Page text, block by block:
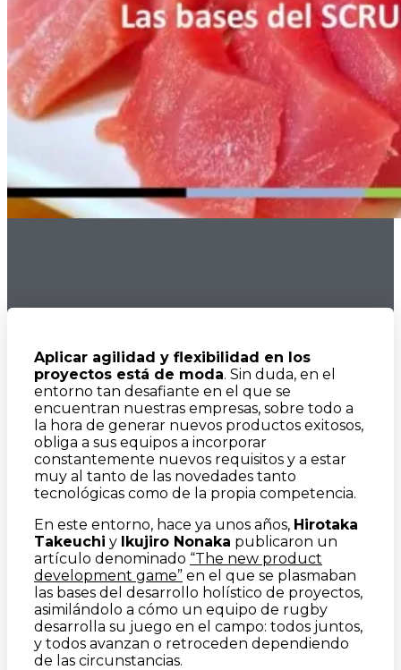
Aplicar agilidad y flexibilidad en los
proyectos está de moda. Sin duda, en el
entorno tan desafiante en el que se
encuentran nuestras empresas, sobre todo a
la hora de generar nuevos productos exitosos,
obliga a sus equipos a incorporar
constantemente nuevos requisitos y a estar
muy al tanto de las novedades tanto
tecnológicas como de la propia competencia.
En este entorno, hace ya unos años, Hirotaka
Takeuchi y Ikujiro Nonaka publicaron un
artículo denominado “The new product
development game” en el que se plasmaban
las bases del desarrollo holístico de proyectos,
asimilándolo a cómo un equipo de rugby
desarrolla su juego en el campo: todos juntos,
y todos avanzan o retroceden dependiendo
de las circunstancias.